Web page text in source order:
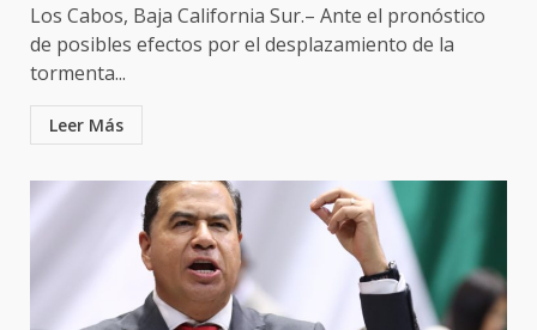
Los Cabos, Baja California Sur.– Ante el pronóstico
de posibles efectos por el desplazamiento de la
tormenta...
Leer Más